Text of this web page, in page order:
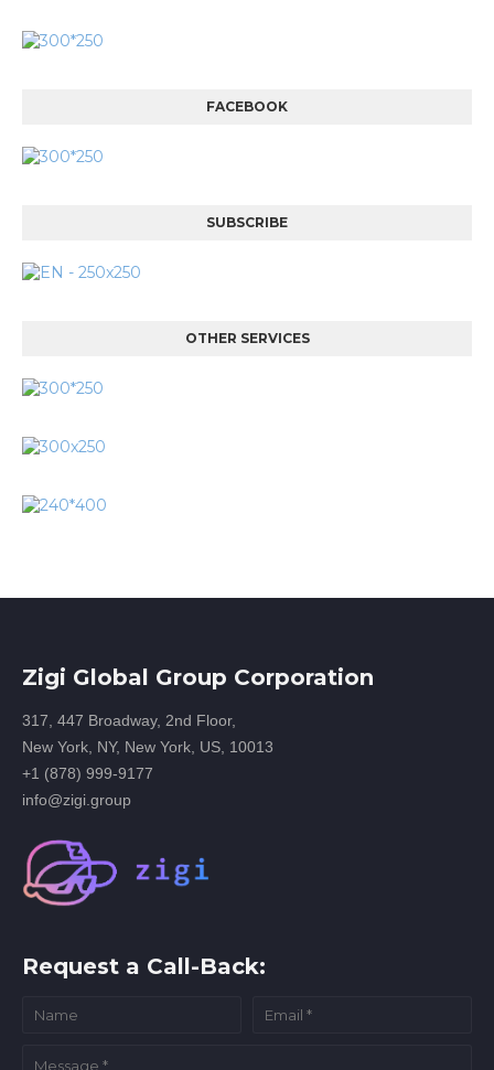
FACEBOOK
SUBSCRIBE
OTHER SERVICES
Zigi Global Group Corporation
317, 447 Broadway, 2nd Floor,
New York, NY, New York, US, 10013
+1 (878) 999-9177
info@zigi.group
Request a Call-Back: